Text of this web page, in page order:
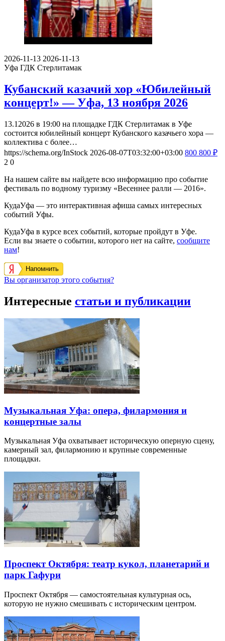
2026-11-13 2026-11-13
Уфа ГДК Стерлитамак
Кубанский казачий хор «Юбилейный
концерт!» — Уфа, 13 ноября 2026
13.12026 в 19:00 на площадке ГДК Стерлитамак в Уфе
состоится юбилейный концерт Кубанского казачьего хора —
коллектива с более…
https://schema.org/InStock 2026-08-07T03:32:00+03:00 800 800 ₽
2 0
На нашем сайте вы найдете всю информацию про событие
фестиваль по водному туризму «Весеннее ралли — 2016».
КудаУфа — это интерактивная афиша самых интересных
событий Уфы.
КудаУфа в курсе всех событий, которые пройдут в Уфе.
Если вы знаете о событии, которого нет на сайте, сообщите
нам!
Напомнить
Вы организатор этого события?
Интересные статьи и публикации
Музыкальная Уфа: опера, филармония и
концертные залы
Музыкальная Уфа охватывает историческую оперную сцену,
камерный зал, филармонию и крупные современные
площадки.
Проспект Октября: театр кукол, планетарий и
парк Гафури
Проспект Октября — самостоятельная культурная ось,
которую не нужно смешивать с историческим центром.